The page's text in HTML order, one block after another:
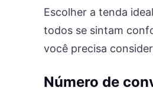
Escolher a tenda
todos se sintam
você precisa
Número de